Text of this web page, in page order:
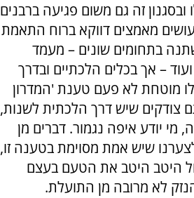
ובסגנון זה גם משום פגיעה ברבנים
מאמצים דווקא ברוח התאמת
בתחומים שונים – מעמד
– אך בכלים הלכתיים ובדרך
מוטחת לא פעם טענת 'המדרון
שיש דרך הלכתית לשנות,
מי יודע איפה נגמור. דברים מן
שיש אמת מסוימת בטענה זו,
היטב היטב את הטעם בעצם
לא מרובה מן התועלת.